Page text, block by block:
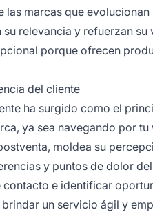
las marcas que
relevancia y refuerzan
porque ofrecen
del cliente
ha surgido como el
ya sea navegando por
moldea su
y puntos de dolor
e identificar
un servicio ágil y